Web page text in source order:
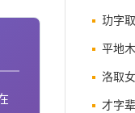
诞生
玏字
厚内涵
平地
洛取
才字